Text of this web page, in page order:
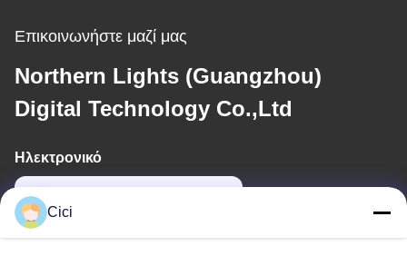
Επικοινωνήστε μαζί μας
Northern Lights (Guangzhou)
Digital Technology Co.,Ltd
Ηλεκτρονικό
Cici